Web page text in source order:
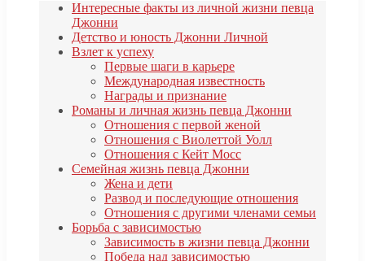
Интересные факты из личной жизни певца
Джонни
Детство и юность Джонни Личной
Взлет к успеху
Первые шаги в карьере
Международная известность
Награды и признание
Романы и личная жизнь певца Джонни
Отношения с первой женой
Отношения с Виолеттой Уолл
Отношения с Кейт Мосс
Семейная жизнь певца Джонни
Жена и дети
Развод и последующие отношения
Отношения с другими членами семьи
Борьба с зависимостью
Зависимость в жизни певца Джонни
Победа над зависимостью